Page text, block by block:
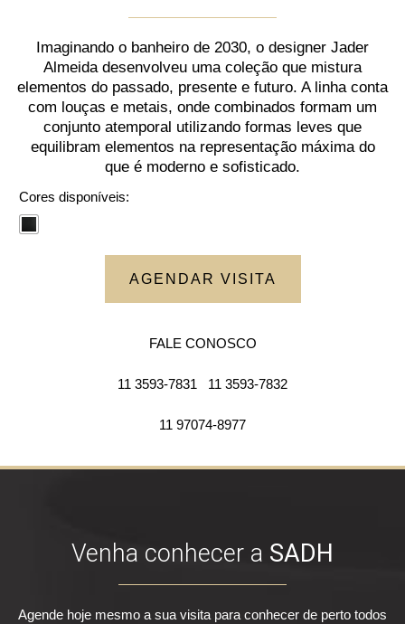
Imaginando o banheiro de 2030, o designer Jader
Almeida desenvolveu uma coleção que mistura
elementos do passado, presente e futuro. A linha conta
com louças e metais, onde combinados formam um
conjunto atemporal utilizando formas leves que
equilibram elementos na representação máxima do
que é moderno e sofisticado.
Cores disponíveis:
AGENDAR VISITA
FALE CONOSCO
11 3593-7831 11 3593-7832
11 97074-8977
Venha conhecer a SADH
Agende hoje mesmo a sua visita para conhecer de perto todos